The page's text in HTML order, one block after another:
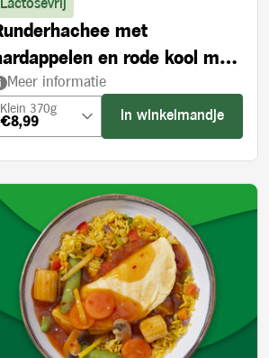
Lactosevrij
met
en rode kool met
Meer informatie
Klein 370g
€8,99 In winkelmandje